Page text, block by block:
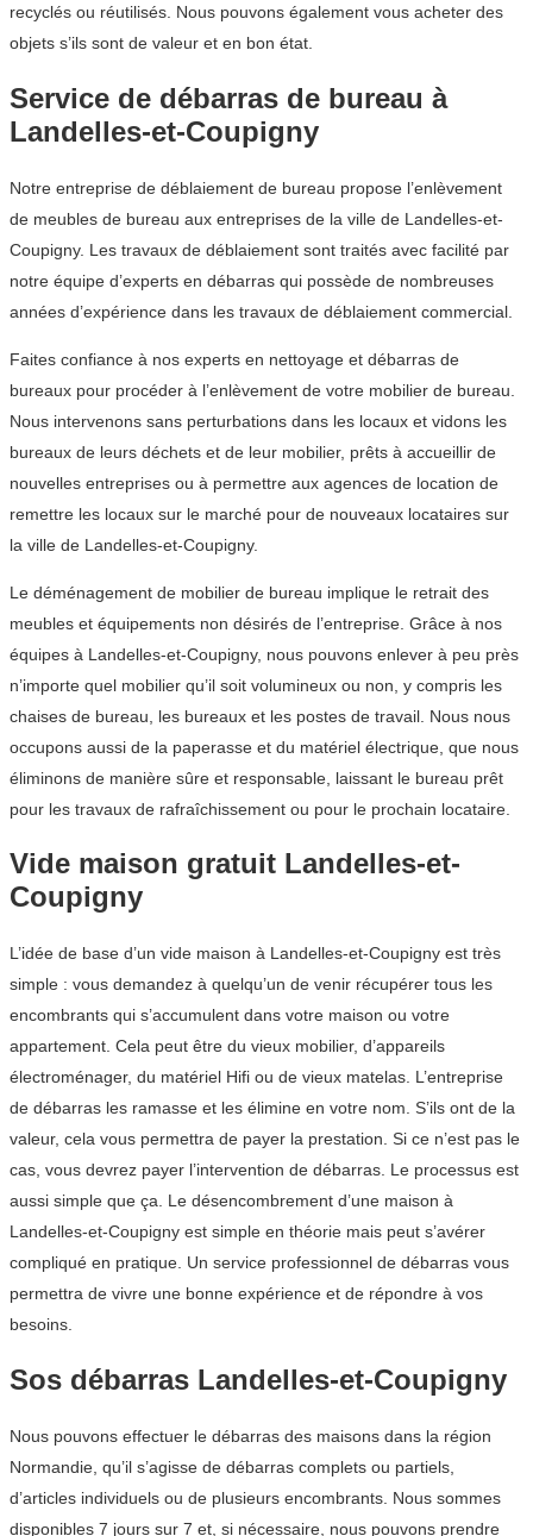
recyclés ou réutilisés. Nous pouvons également vous acheter des
objets s’ils sont de valeur et en bon état.
Service de débarras de bureau à
Landelles-et-Coupigny
Notre entreprise de déblaiement de bureau propose l’enlèvement
de meubles de bureau aux entreprises de la ville de Landelles-et-
Coupigny. Les travaux de déblaiement sont traités avec facilité par
notre équipe d’experts en débarras qui possède de nombreuses
années d’expérience dans les travaux de déblaiement commercial.
Faites confiance à nos experts en nettoyage et débarras de
bureaux pour procéder à l’enlèvement de votre mobilier de bureau.
Nous intervenons sans perturbations dans les locaux et vidons les
bureaux de leurs déchets et de leur mobilier, prêts à accueillir de
nouvelles entreprises ou à permettre aux agences de location de
remettre les locaux sur le marché pour de nouveaux locataires sur
la ville de Landelles-et-Coupigny.
Le déménagement de mobilier de bureau implique le retrait des
meubles et équipements non désirés de l’entreprise. Grâce à nos
équipes à Landelles-et-Coupigny, nous pouvons enlever à peu près
n’importe quel mobilier qu’il soit volumineux ou non, y compris les
chaises de bureau, les bureaux et les postes de travail. Nous nous
occupons aussi de la paperasse et du matériel électrique, que nous
éliminons de manière sûre et responsable, laissant le bureau prêt
pour les travaux de rafraîchissement ou pour le prochain locataire.
Vide maison gratuit Landelles-et-
Coupigny
L’idée de base d’un vide maison à Landelles-et-Coupigny est très
simple : vous demandez à quelqu’un de venir récupérer tous les
encombrants qui s’accumulent dans votre maison ou votre
appartement. Cela peut être du vieux mobilier, d’appareils
électroménager, du matériel Hifi ou de vieux matelas. L’entreprise
de débarras les ramasse et les élimine en votre nom. S’ils ont de la
valeur, cela vous permettra de payer la prestation. Si ce n’est pas le
cas, vous devrez payer l’intervention de débarras. Le processus est
aussi simple que ça. Le désencombrement d’une maison à
Landelles-et-Coupigny est simple en théorie mais peut s’avérer
compliqué en pratique. Un service professionnel de débarras vous
permettra de vivre une bonne expérience et de répondre à vos
besoins.
Sos débarras Landelles-et-Coupigny
Nous pouvons effectuer le débarras des maisons dans la région
Normandie, qu’il s’agisse de débarras complets ou partiels,
d’articles individuels ou de plusieurs encombrants. Nous sommes
disponibles 7 jours sur 7 et, si nécessaire, nous pouvons prendre